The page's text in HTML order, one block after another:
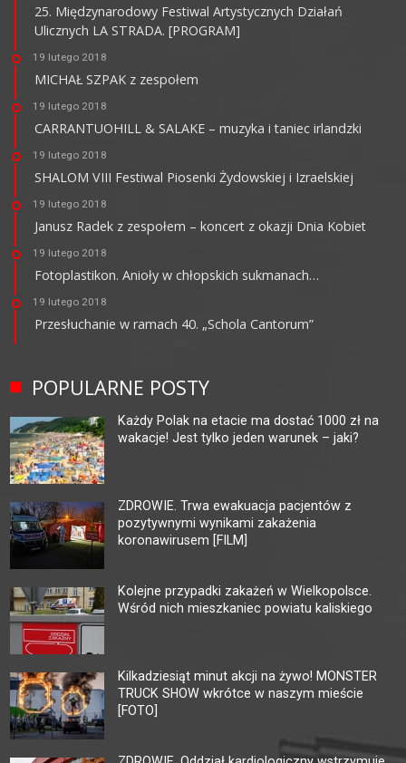
25. Międzynarodowy Festiwal Artystycznych Działań
Ulicznych LA STRADA. [PROGRAM]
19 lutego 2018
MICHAŁ SZPAK z zespołem
19 lutego 2018
CARRANTUOHILL & SALAKE – muzyka i taniec irlandzki
19 lutego 2018
SHALOM VIII Festiwal Piosenki Żydowskiej i Izraelskiej
19 lutego 2018
Janusz Radek z zespołem – koncert z okazji Dnia Kobiet
19 lutego 2018
Fotoplastikon. Anioły w chłopskich sukmanach…
19 lutego 2018
Przesłuchanie w ramach 40. „Schola Cantorum”
POPULARNE POSTY
Każdy Polak na etacie ma dostać 1000 zł na
wakacje! Jest tylko jeden warunek – jaki?
ZDROWIE. Trwa ewakuacja pacjentów z
pozytywnymi wynikami zakażenia
koronawirusem [FILM]
Kolejne przypadki zakażeń w Wielkopolsce.
Wśród nich mieszkaniec powiatu kaliskiego
Kilkadziesiąt minut akcji na żywo! MONSTER
TRUCK SHOW wkrótce w naszym mieście
[FOTO]